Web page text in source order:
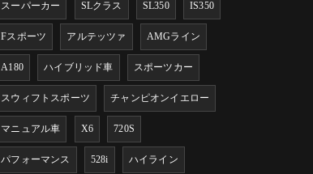
スーパーカー SLクラス SL350 IS350
Fスポーツ アルテッツァ AMGライン
A180 ハイブリッド車 スポーツカー
スウィフトスポーツ チャンピオンイエロー
マニュアル車 X6 720S
パフォーマンス 528i ハイライン